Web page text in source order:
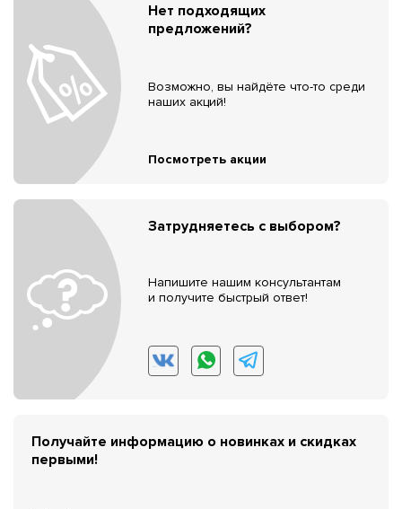
Нет подходящих
предложений?
Возможно, вы найдёте что-то среди
наших акций!
Посмотреть акции
Затрудняетесь с выбором?
Напишите нашим консультантам
и получите быстрый ответ!
Получайте информацию о новинках и скидках
первыми!